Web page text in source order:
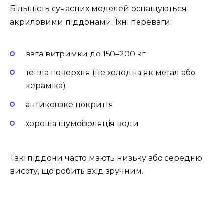
Більшість сучасних моделей оснащуються
акриловими піддонами. Їхні переваги:
вага витримки до 150–200 кг
тепла поверхня (не холодна як метал або
кераміка)
антиковзке покриття
хороша шумоізоляція води
Такі піддони часто мають низьку або середню
висоту, що робить вхід зручним.